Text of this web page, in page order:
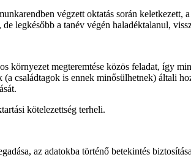
végzett oktatás során keletkezett,
legkésőbb a tanév végén haladéktalanul,
környezet megteremtése közös feladat, így
családtagok is ennek minősülhetnek) általi
kötelezettség terheli.
az adatokba történő betekintés